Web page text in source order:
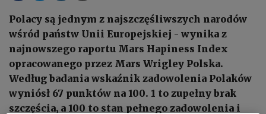
Polacy są jednym z najszczęśliwszych narodów
wśród państw Unii Europejskiej - wynika z
najnowszego raportu Mars Hapiness Index
opracowanego przez Mars Wrigley Polska.
Według badania wskaźnik zadowolenia Polaków
wyniósł 67 punktów na 100. 1 to zupełny brak
szczęścia, a 100 to stan pełnego zadowolenia i